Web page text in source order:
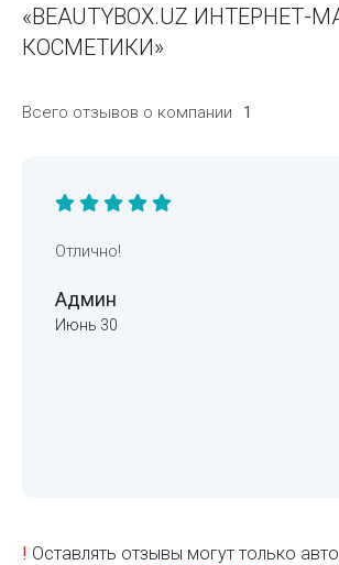
«BEAUTYBOX.UZ ИНТЕРНЕТ-
КОСМЕТИКИ»
Всего отзывов о компании 1
Отлично!
Админ
Июнь 30
! Оставлять отзывы могут только